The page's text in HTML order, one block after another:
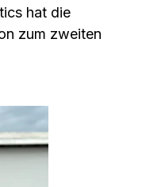
hat die
zum zweiten